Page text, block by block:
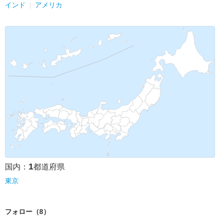
インド アメリカ
国内： 1都道府県
東京
フォロー（8）